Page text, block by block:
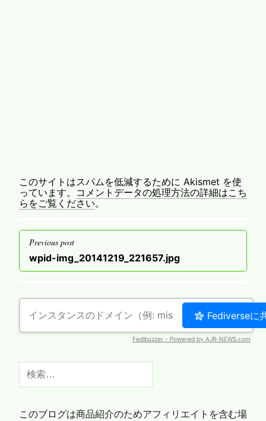
このサイトはスパムを低減するために Akismet を使
っています。 コメントデータの処理方法の詳細はこち
らをご覧ください。
投
稿
ナ
ゲ
ー
シ
ン
Previous post
Previous
post
wpid-img_20141219_221657.jpg
索:
このブログは商品紹介のためアフィリエイトを含む場